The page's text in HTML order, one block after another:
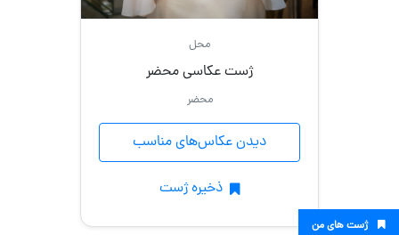
ژست های من
محل
ژست عکاسی محضر
محضر
دیدن عکاس‌های مناسب
ذخیره ژست